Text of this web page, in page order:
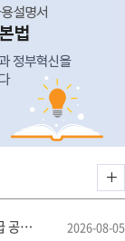
[법제처 공고 제2026-116호] 법제처 일반임기제 6급 공무원 경력경쟁채용시험 서류전형 합격자 및 면접시험 공고 2026-08-05
공
지
사